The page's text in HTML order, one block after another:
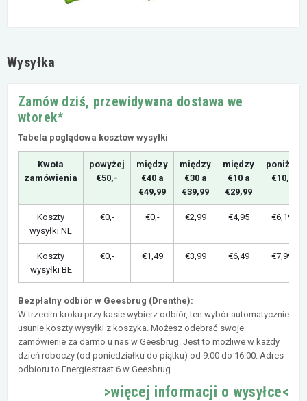
Wysyłka
Zamów dziś, przewidywana dostawa we
wtorek*
Tabela poglądowa kosztów wysyłki
Kwota
zamówienia
powyżej
€50,-
między
€40 a
€49,99
między
€30 a
€39,99
między
€10 a
€29,99
poniżej
€10,-
Koszty
wysyłki NL
€0,- €0,- €2,99 €4,95 €6,19
Koszty
wysyłki BE
€0,- €1,49 €3,99 €6,49 €7,99
Bezpłatny odbiór w Geesbrug (Drenthe):
W trzecim kroku przy kasie wybierz odbiór, ten wybór automatycznie
usunie koszty wysyłki z koszyka. Możesz odebrać swoje
zamówienie za darmo u nas w Geesbrug. Jest to możliwe w każdy
dzień roboczy (od poniedziałku do piątku) od 9:00 do 16:00. Adres
odbioru to Energiestraat 6 w Geesbrug.
>więcej informacji o wysyłce<